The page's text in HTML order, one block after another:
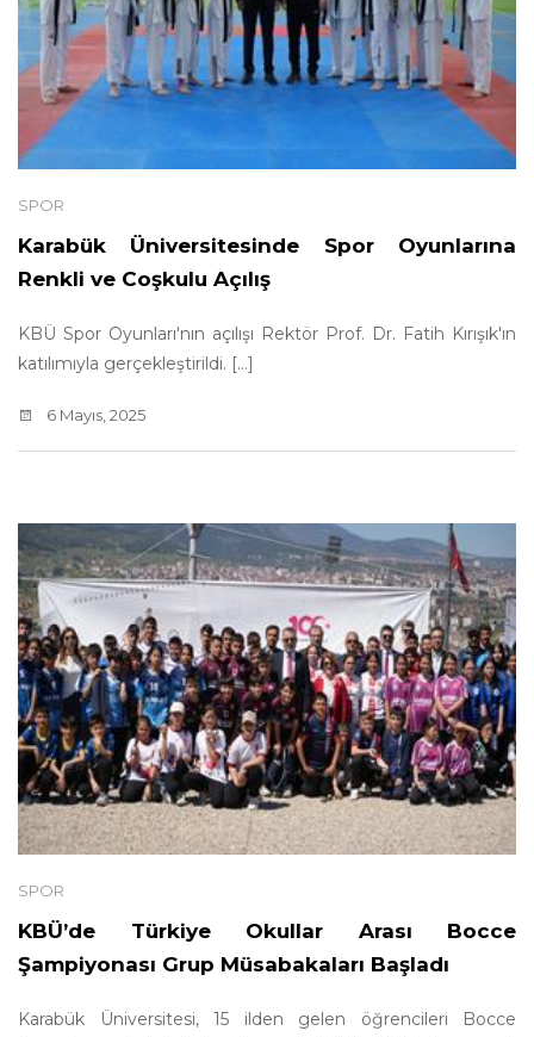
SPOR
Karabük Üniversitesinde Spor Oyunlarına
Renkli ve Coşkulu Açılış
KBÜ Spor Oyunları'nın açılışı Rektör Prof. Dr. Fatih Kırışık'ın
katılımıyla gerçekleştirildi. [...]
6 Mayıs, 2025
SPOR
KBÜ’de Türkiye Okullar Arası Bocce
Şampiyonası Grup Müsabakaları Başladı
Karabük Üniversitesi, 15 ilden gelen öğrencileri Bocce